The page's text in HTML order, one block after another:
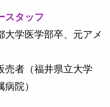
スタッフ
学医学部卒、元アメ
者（福井県立大学
院）